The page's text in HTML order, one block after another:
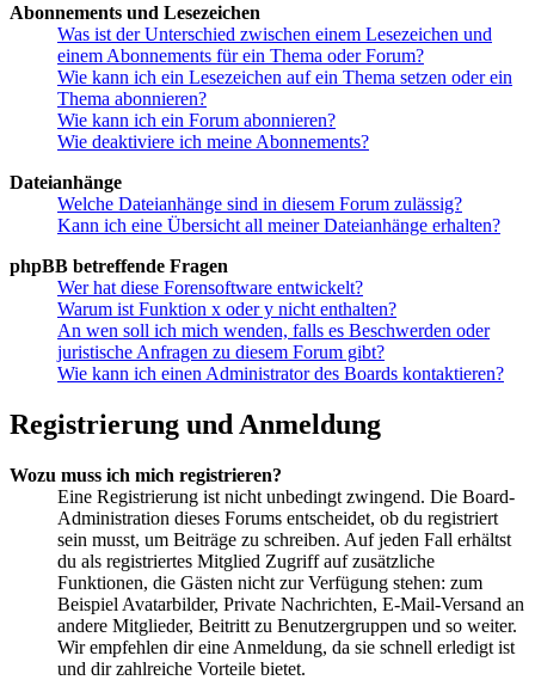
Abonnements und Lesezeichen
Was ist der Unterschied zwischen einem Lesezeichen und
einem Abonnements für ein Thema oder Forum?
Wie kann ich ein Lesezeichen auf ein Thema setzen oder ein
Thema abonnieren?
Wie kann ich ein Forum abonnieren?
Wie deaktiviere ich meine Abonnements?
Dateianhänge
Welche Dateianhänge sind in diesem Forum zulässig?
Kann ich eine Übersicht all meiner Dateianhänge erhalten?
phpBB betreffende Fragen
Wer hat diese Forensoftware entwickelt?
Warum ist Funktion x oder y nicht enthalten?
An wen soll ich mich wenden, falls es Beschwerden oder
juristische Anfragen zu diesem Forum gibt?
Wie kann ich einen Administrator des Boards kontaktieren?
Registrierung und Anmeldung
Wozu muss ich mich registrieren?
Eine Registrierung ist nicht unbedingt zwingend. Die Board-
Administration dieses Forums entscheidet, ob du registriert
sein musst, um Beiträge zu schreiben. Auf jeden Fall erhältst
du als registriertes Mitglied Zugriff auf zusätzliche
Funktionen, die Gästen nicht zur Verfügung stehen: zum
Beispiel Avatarbilder, Private Nachrichten, E-Mail-Versand an
andere Mitglieder, Beitritt zu Benutzergruppen und so weiter.
Wir empfehlen dir eine Anmeldung, da sie schnell erledigt ist
und dir zahlreiche Vorteile bietet.